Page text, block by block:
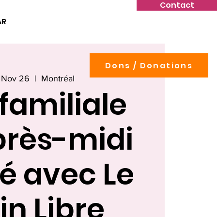
Dons / Donations
Contact
26
  |
Montréal
midi
avec Le